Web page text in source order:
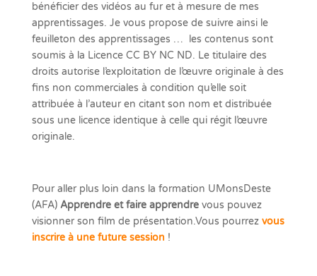
bénéficier des vidéos au fur et à mesure de mes
apprentissages. Je vous propose de suivre ainsi le
feuilleton des apprentissages … les contenus sont
soumis à la Licence CC BY NC ND. Le titulaire des
droits autorise l’exploitation de l’œuvre originale à des
fins non commerciales à condition qu’elle soit
attribuée à l’auteur en citant son nom et distribuée
sous une licence identique à celle qui régit l’œuvre
originale.
Pour aller plus loin dans la formation UMonsDeste
(AFA) Apprendre et faire apprendrevous pouvez
visionner son film de présentation.Vous pourrez vous
inscrire à une future session !